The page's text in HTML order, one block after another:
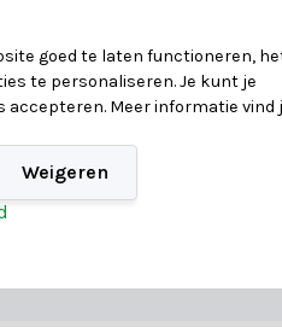
je de specificatietabel.
goed te laten functioneren,
te personaliseren. Je kunt je
Meer informatie vind
Weigeren